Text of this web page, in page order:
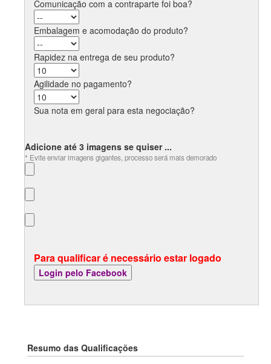
Comunicação com a contraparte foi boa?
Embalagem e acomodação do produto?
Rapidez na entrega de seu produto?
Agilidade no pagamento?
Sua nota em geral para esta negociação?
Adicione até 3 imagens se quiser ...
* Evite enviar imagens gigantes, processo será mais demorado
Para qualificar é necessário estar logado
Resumo das Qualificações